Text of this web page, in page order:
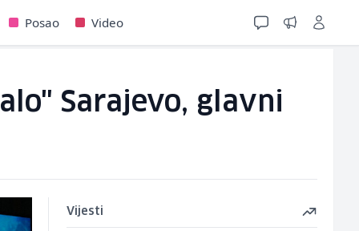
Posao Video
Sarajevo, glavni
Vijesti